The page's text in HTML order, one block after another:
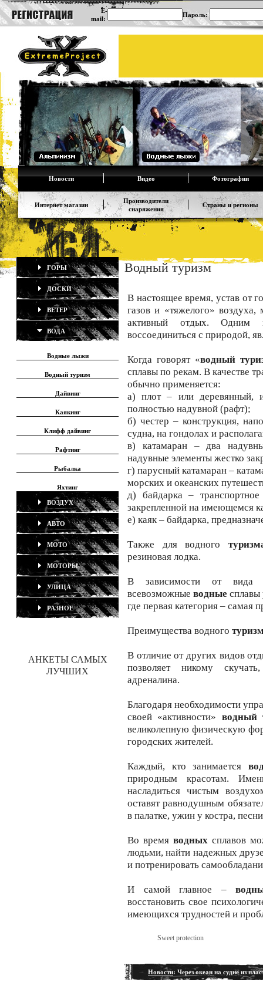
E-
mail:
Пароль:
Новости Видео Фотографии
Интернет магазин
Производители
снаряжения
Страны и регионы
ГОРЫ
ДОСКИ
ВЕТЕР
ВОДА
Водные лыжи
Водный туризм
Дайвинг
Каякинг
Клифф дайвинг
Рафтинг
Рыбалка
Яхтинг
ВОЗДУХ
АВТО
МОТО
МОТОРЫ
УЛИЦА
РАЗНОЕ
АНКЕТЫ САМЫХ
ЛУЧШИХ
Водный туризм
В настоящее время, устав от
газов и «тяжелого»
активный отдых. Одним
воссоединиться с природой,
Когда говорят «водный
сплавы по рекам. В качестве
обычно применяется:
а) плот – или деревянный,
полностью надувной (рафт);
б) честер – конструкция,
судна, на гондолах и
в) катамаран – два
надувные элементы жестко
г) парусный катамаран –
морских и океанских
д) байдарка –
закрепленной на имеющемся
е) каяк – байдарка,
Также для водного
резиновая лодка.
В зависимости от вида
всевозможныеводные сплавы
где первая категория – самая
Преимущества водного
В отличие от других видов
позволяет никому
адреналина.
Благодаря необходимости
своей «активности» водный
великолепную физическую
городских жителей.
Каждый, кто занимается
природным красотам.
насладиться чистым
оставят равнодушным
в палатке, ужин у костра,
Во времяводных сплавов
людьми, найти надежных
и потренировать
И самой главное –
восстановить свое
имеющихся трудностей и
Sweet protection
Новости: Через океан на судне из